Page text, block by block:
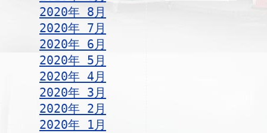
2020年 8月
2020年 7月
2020年 6月
2020年 5月
2020年 4月
2020年 3月
2020年 2月
2020年 1月